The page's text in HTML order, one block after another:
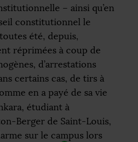
– ainsi qu’en
constitutionnel le
été, depuis,
réprimées à coup de
d’arrestations
certains cas, de tirs à
en a payé de sa vie
étudiant à
Berger de Saint-Louis,
sur le campus lors